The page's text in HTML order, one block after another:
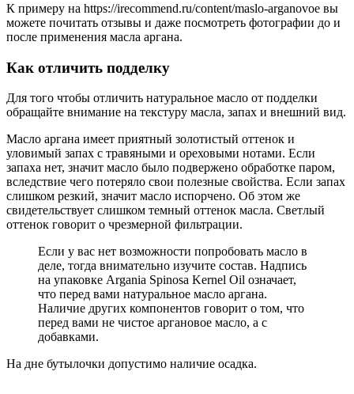
К примеру на https://irecommend.ru/content/maslo-arganovoe вы
можете почитать отзывы и даже посмотреть фотографии до и
после применения масла аргана.
Как отличить подделку
Для того чтобы отличить натуральное масло от подделки
обращайте внимание на текстуру масла, запах и внешний вид.
Масло аргана имеет приятный золотистый оттенок и
уловимый запах с травяными и ореховыми нотами. Если
запаха нет, значит масло было подвержено обработке паром,
вследствие чего потеряло свои полезные свойства. Если запах
слишком резкий, значит масло испорчено. Об этом же
свидетельствует слишком темный оттенок масла. Светлый
оттенок говорит о чрезмерной фильтрации.
Если у вас нет возможности попробовать масло в
деле, тогда внимательно изучите состав. Надпись
на упаковке Argania Spinosa Kernel Oil означает,
что перед вами натуральное масло аргана.
Наличие других компонентов говорит о том, что
перед вами не чистое аргановое масло, а с
добавками.
На дне бутылочки допустимо наличие осадка.